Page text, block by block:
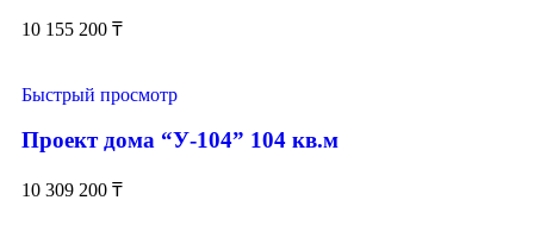
10 155 200 ₸
Быстрый просмотр
Проект дома “У-104” 104 кв.м
10 309 200 ₸